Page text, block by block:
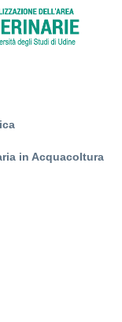
in Acquacoltura